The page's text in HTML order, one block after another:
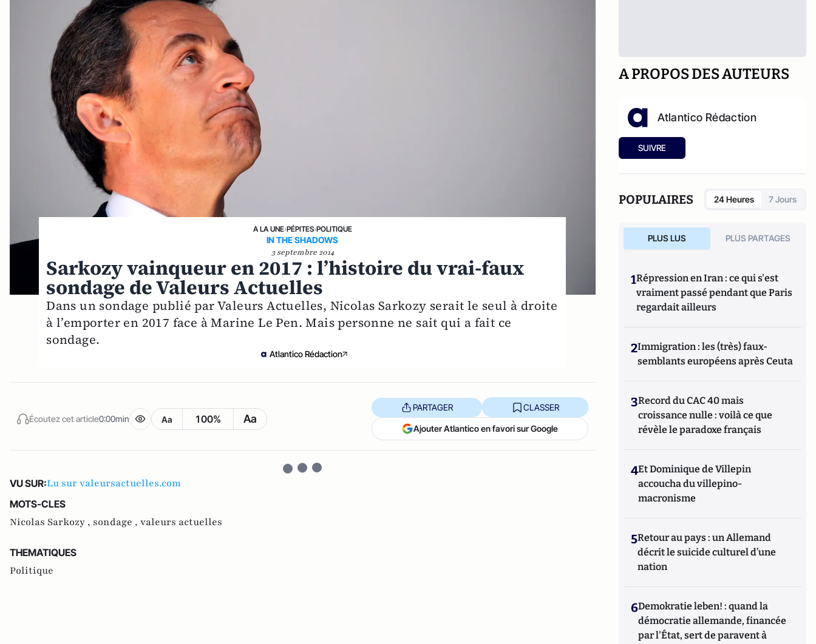
A LA UNE›PÉPITES›POLITIQUE
IN THE SHADOWS
3 septembre 2014
Sarkozy vainqueur en 2017 : l’histoire du vrai-faux
sondage de Valeurs Actuelles
Dans un sondage publié par Valeurs Actuelles, Nicolas Sarkozy serait le seul à droite
à l’emporter en 2017 face à Marine Le Pen. Mais personne ne sait qui a fait ce
sondage.
Atlantico Rédaction
Écoutez cet article0:00min Aa 100% Aa
PARTAGER CLASSER
Ajouter Atlantico en favori sur Google
VU SUR:Lu sur valeursactuelles.com
MOTS-CLES
Nicolas Sarkozy , sondage , valeurs actuelles
THEMATIQUES
Politique
A PROPOS DES AUTEURS
Atlantico Rédaction
SUIVRE
POPULAIRES 24 Heures 7 Jours
PLUS LUS PLUS PARTAGES
1Répression en Iran : ce qui s'est
vraiment passé pendant que Paris
regardait ailleurs
2Immigration : les (très) faux-
semblants européens après Ceuta
3Record du CAC 40 mais
croissance nulle : voilà ce que
révèle le paradoxe français
4Et Dominique de Villepin
accoucha du villepino-
macronisme
5Retour au pays : un Allemand
décrit le suicide culturel d’une
nation
6Demokratie leben! : quand la
démocratie allemande, financée
par l'État, sert de paravent à